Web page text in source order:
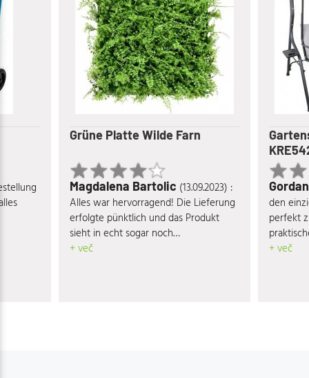
Grüne Platte Wilde Farn
Magdalena Bartolic (13.09.2023) :
Alles war hervorragend! Die Lieferung
erfolgte pünktlich und das Produkt
sieht in echt sogar noch
beeindruckender aus als auf den Fotos!
+ več
den
perfekt
und
+ več